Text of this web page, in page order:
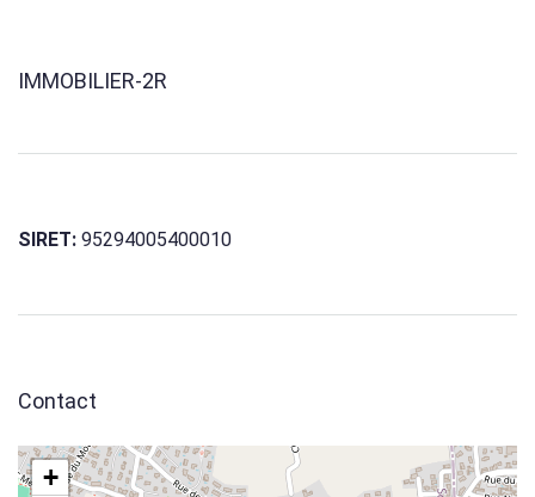
IMMOBILIER-2R
SIRET: 95294005400010
Contact
+